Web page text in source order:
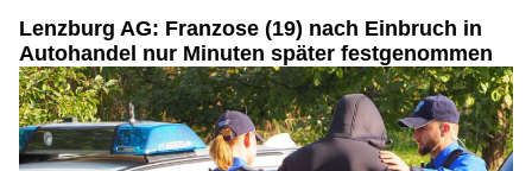
Lenzburg AG: Franzose (19) nach Einbruch in
Autohandel nur Minuten später festgenommen